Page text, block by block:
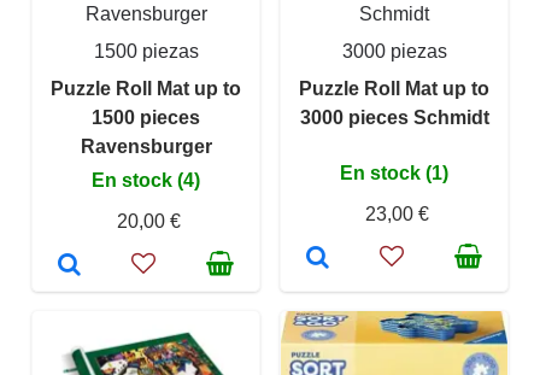
Ravensburger
1500 piezas
Puzzle Roll Mat up to
1500 pieces
Ravensburger
En stock (4)
20,00 €
Schmidt
3000 piezas
Puzzle Roll Mat up to
3000 pieces Schmidt
En stock (1)
23,00 €